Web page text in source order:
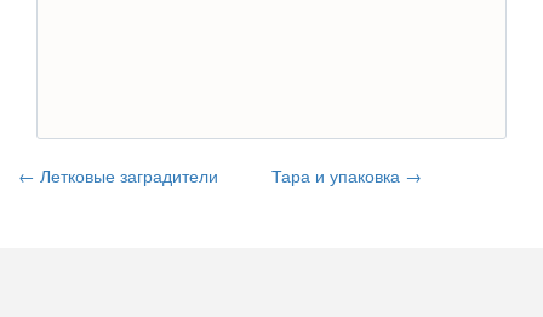
← Летковые заградители Тара и упаковка →